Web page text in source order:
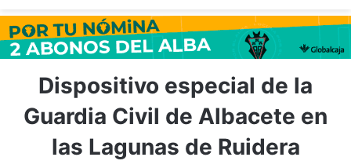
Dispositivo especial de la
Guardia Civil de Albacete en
las Lagunas de Ruidera